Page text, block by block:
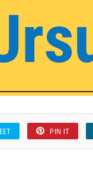
PIN IT